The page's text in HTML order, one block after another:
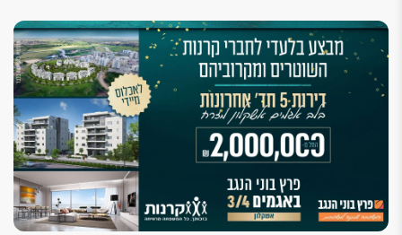
הכנה למערכת קולנוע ביתית (צנרת+חוט משיכה)
מפסק תאורה מחליף בחדר הורים
הכנה לתנור חימום בחדרי רחצה
אינטרקום טלוויזיה מעגל סגור בכניסה ראשית לבניין
דלתות פנים 3 גוונים לבחירה (כולל לבן)
נקודת גז במרפסת שירות כהכנה לחימום מים
נקודת מים קרים במרפסת
נקודת גז במרפסת
הכנה למיזוג מיני מרכזי